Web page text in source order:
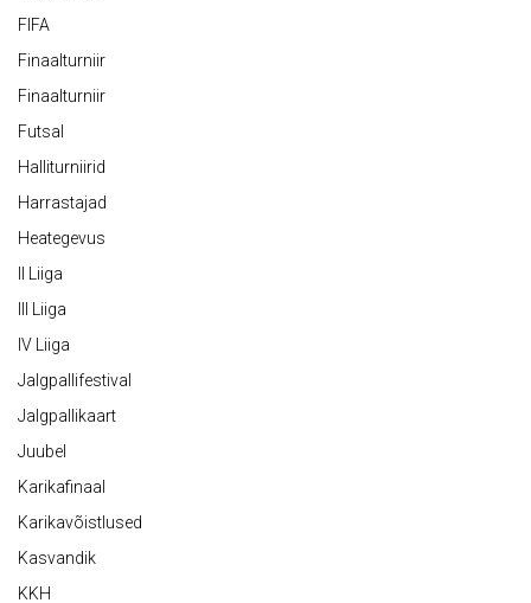
FIFA
Finaalturniir
Finaalturniir
Futsal
Halliturniirid
Harrastajad
Heategevus
II Liiga
III Liiga
IV Liiga
Jalgpallifestival
Jalgpallikaart
Juubel
Karikafinaal
Karikavõistlused
Kasvandik
KKH